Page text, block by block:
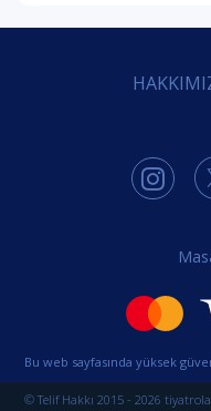
Bu web sayfasında yüksek
© Telif Hakkı 2015 - 2026